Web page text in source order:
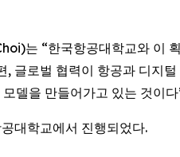
는 “한국항공대학교와 이
글로벌 협력이 항공과 디지
델을 만들어가고 있는 것이다
대학교에서 진행되었다.